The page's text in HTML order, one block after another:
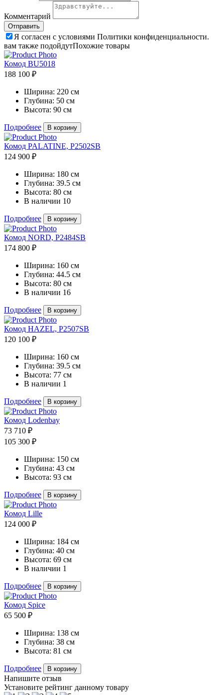
Комментарий
Я согласен с условиями Политики конфиденциальности.
вам также подойдутПохожие товары
Комод BU5018
188 100 ₽
Ширина: 220 см
Глубина: 50 см
Высота: 90 см
Подробнее В корзину
Комод PALATINE, P2502SB
124 900 ₽
Ширина: 180 см
Глубина: 39.5 см
Высота: 80 см
В наличии 10
Подробнее В корзину
Комод NORD, P2484SB
174 800 ₽
Ширина: 160 см
Глубина: 44.5 см
Высота: 80 см
В наличии 16
Подробнее В корзину
Комод HAZEL, P2507SB
120 100 ₽
Ширина: 160 см
Глубина: 39.5 см
Высота: 77 см
В наличии 1
Подробнее В корзину
Комод Lodenbay
73 710 ₽
105 300 ₽
Ширина: 150 см
Глубина: 43 см
Высота: 93 см
Подробнее В корзину
Комод Lille
124 000 ₽
Ширина: 184 см
Глубина: 40 см
Высота: 69 см
В наличии 1
Подробнее В корзину
Комод Spice
65 500 ₽
Ширина: 138 см
Глубина: 38 см
Высота: 81 см
Подробнее В корзину
Напишите отзыв
Установите рейтинг данному товару